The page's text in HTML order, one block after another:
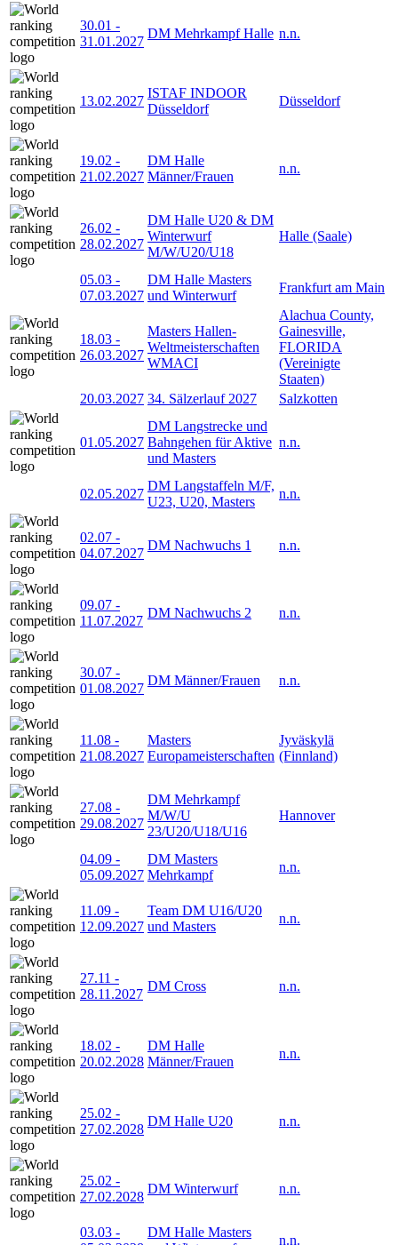
30.01 -
31.01.2027
DM Mehrkampf Halle n.n.
13.02.2027
ISTAF INDOOR
Düsseldorf
Düsseldorf
19.02 -
21.02.2027
DM Halle
Männer/Frauen
n.n.
26.02 -
28.02.2027
DM Halle U20 & DM
Winterwurf
M/W/U20/U18
Halle (Saale)
05.03 -
07.03.2027
DM Halle Masters
und Winterwurf
Frankfurt am Main
18.03 -
26.03.2027
Masters Hallen-
Weltmeisterschaften
WMACI
Alachua County,
Gainesville,
FLORIDA
(Vereinigte
Staaten)
20.03.2027 34. Sälzerlauf 2027 Salzkotten
01.05.2027
DM Langstrecke und
Bahngehen für Aktive
und Masters
n.n.
02.05.2027
DM Langstaffeln M/F,
U23, U20, Masters
n.n.
02.07 -
04.07.2027
DM Nachwuchs 1 n.n.
09.07 -
11.07.2027
DM Nachwuchs 2 n.n.
30.07 -
01.08.2027
DM Männer/Frauen n.n.
11.08 -
21.08.2027
Masters
Europameisterschaften
Jyväskylä
(Finnland)
27.08 -
29.08.2027
DM Mehrkampf
M/W/U
23/U20/U18/U16
Hannover
04.09 -
05.09.2027
DM Masters
Mehrkampf
n.n.
11.09 -
12.09.2027
Team DM U16/U20
und Masters
n.n.
27.11 -
28.11.2027
DM Cross n.n.
18.02 -
20.02.2028
DM Halle
Männer/Frauen
n.n.
25.02 -
27.02.2028
DM Halle U20 n.n.
25.02 -
27.02.2028
DM Winterwurf n.n.
03.03 -
DM Halle Masters
n.n.